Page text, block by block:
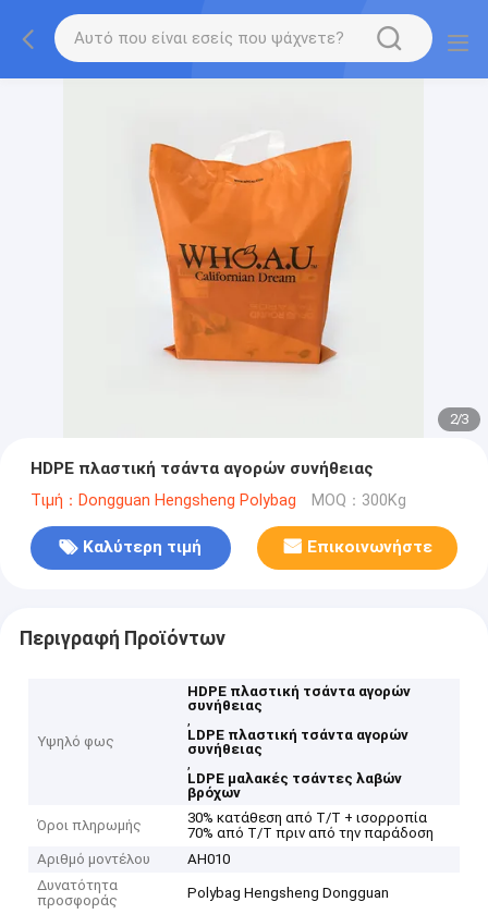
2/3
HDPE πλαστική τσάντα αγορών συνήθειας
Τιμή：Dongguan Hengsheng Polybag MOQ：300Kg
Καλύτερη τιμή Επικοινωνήστε
Περιγραφή Προϊόντων
Υψηλό φως
HDPE πλαστική τσάντα αγορών
συνήθειας
,
LDPE πλαστική τσάντα αγορών
συνήθειας
,
LDPE μαλακές τσάντες λαβών
βρόχων
Όροι πληρωμής
30% κατάθεση από T/T + ισορροπία
70% από T/T πριν από την παράδοση
Αριθμό μοντέλου
AH010
Δυνατότητα
προσφοράς
Polybag Hengsheng Dongguan